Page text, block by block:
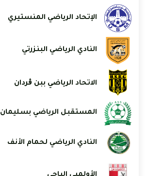
الإتحاد الرياضي المنستيري
النادي الرياضي البنزرتي
الاتحاد الرياضي ببن ڨردان
المستقبل الرياضي بسليمان
النادي الرياضي لحمام الأنف